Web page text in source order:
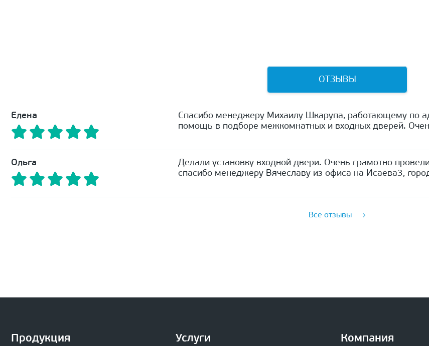
ОТЗЫВЫ
Елена
Спасибо менеджеру Михаилу Шкарупа, работающему по
помощь в подборе межкомнатных и входных дверей.
Ольга
Делали установку входной двери. Очень грамотно
спасибо менеджеру Вячеславу из офиса на Исаева3,
Все отзывы
Продукция Услуги Компания